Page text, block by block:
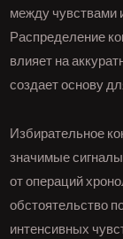
между чувствами
Распределение
влияет на
создает основу
Избирательное
значимые
от операций
обстоятельство
интенсивных